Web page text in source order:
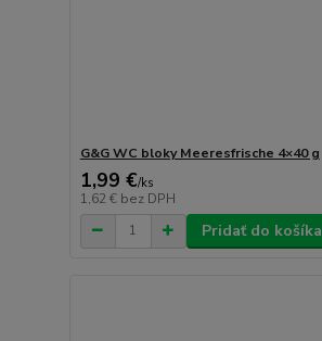
G&G WC bloky Meeresfrische 4×40 g
1,99 €/ks
1,62 € bez DPH
Pridať do košíka